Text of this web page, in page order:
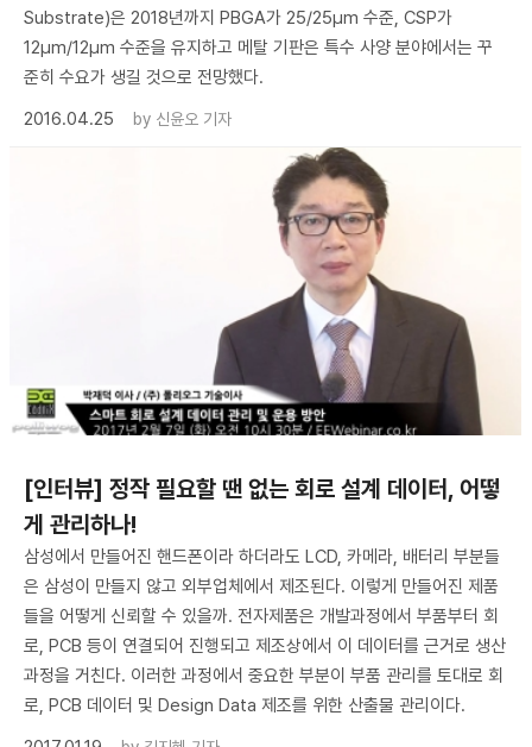
Substrate)은 2018년까지 PBGA가 25/25μm 수준, CSP가
12μm/12μm 수준을 유지하고 메탈 기판은 특수 사양 분야에서는 꾸
준히 수요가 생길 것으로 전망했다.
2016.04.25
by 신윤오 기자
[인터뷰] 정작 필요할 땐 없는 회로 설계 데이터, 어떻
게 관리하나!
삼성에서 만들어진 핸드폰이라 하더라도 LCD, 카메라, 배터리 부분들
은 삼성이 만들지 않고 외부업체에서 제조된다. 이렇게 만들어진 제품
들을 어떻게 신뢰할 수 있을까. 전자제품은 개발과정에서 부품부터 회
로, PCB 등이 연결되어 진행되고 제조상에서 이 데이터를 근거로 생산
과정을 거친다. 이러한 과정에서 중요한 부분이 부품 관리를 토대로 회
로, PCB 데이터 및 Design Data 제조를 위한 산출물 관리이다.